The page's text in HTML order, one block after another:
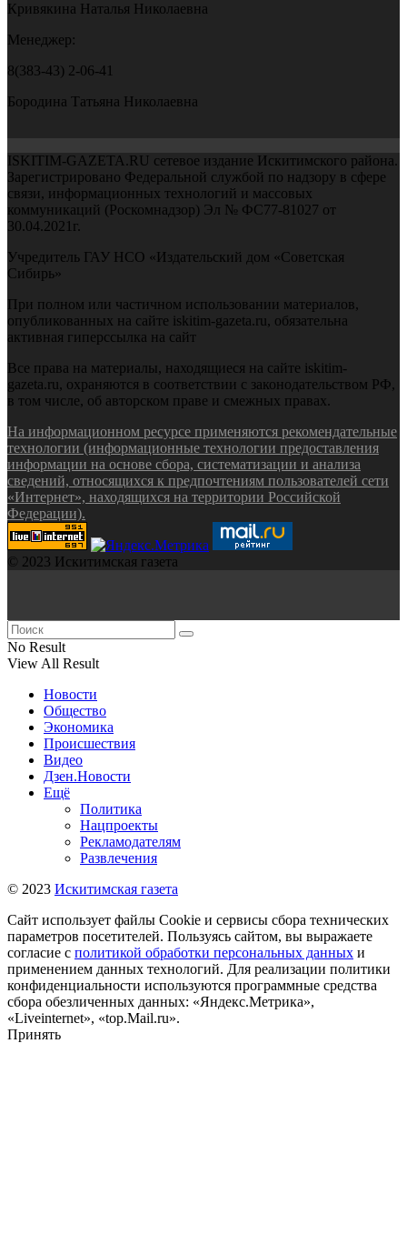
Кривякина Наталья Николаевна
Менеджер:
8(383-43) 2-06-41
Бородина Татьяна Николаевна
ISKITIM-GAZETA.RU сетевое издание Искитимского района.
Зарегистрировано Федеральной службой по надзору в сфере
связи, информационных технологий и массовых
коммуникаций (Роскомнадзор) Эл № ФС77-81027 от
30.04.2021г.
Учредитель ГАУ НСО «Издательский дом «Советская
Сибирь»
При полном или частичном использовании материалов,
опубликованных на сайте iskitim-gazeta.ru, обязательна
активная гиперссылка на сайт
Все права на материалы, находящиеся на сайте iskitim-
gazeta.ru, охраняются в соответствии с законодательством РФ,
в том числе, об авторском праве и смежных правах.
На информационном ресурсе применяются рекомендательные
технологии (информационные технологии предоставления
информации на основе сбора, систематизации и анализа
сведений, относящихся к предпочтениям пользователей сети
«Интернет», находящихся на территории Российской
Федерации).
© 2023 Искитимская газета
No Result
View All Result
Новости
Общество
Экономика
Происшествия
Видео
Дзен.Новости
Ещё
Политика
Нацпроекты
Рекламодателям
Развлечения
© 2023 Искитимская газета
Сайт использует файлы Cookie и сервисы сбора технических
параметров посетителей. Пользуясь сайтом, вы выражаете
согласие с политикой обработки персональных данных и
применением данных технологий. Для реализации политики
конфиденциальности используются программные средства
сбора обезличенных данных: «Яндекс.Метрика»,
«Liveinternet», «top.Mail.ru».
Принять